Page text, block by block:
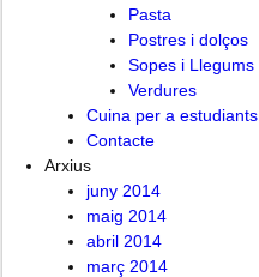
Pasta
Postres i dolços
Sopes i Llegums
Verdures
Cuina per a estudiants
Contacte
Arxius
juny 2014
maig 2014
abril 2014
març 2014